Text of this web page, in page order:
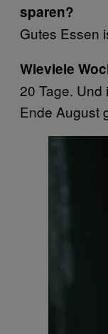
sparen?
Gutes Essen
Wieviele
20 Tage.
Ende August